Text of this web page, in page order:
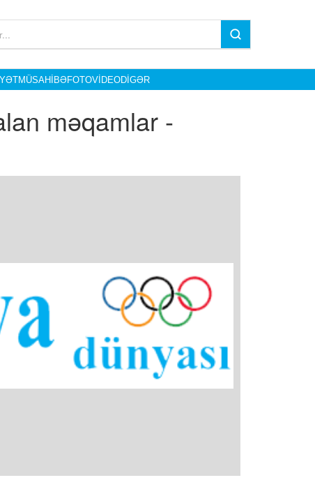
MÜSAHIBƏFOTOVIDEODIGƏR
məqamlar -